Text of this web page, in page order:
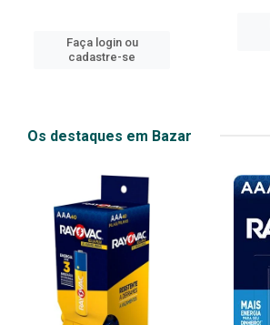
Faça login ou
cadastre-se
Os destaques em Bazar